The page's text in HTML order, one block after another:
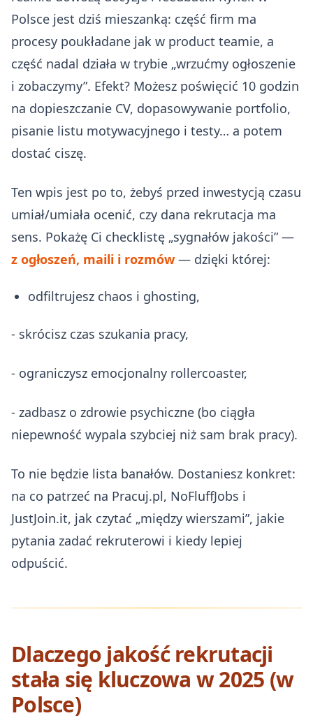
Polsce jest dziś mieszanką: część firm ma
procesy poukładane jak w product teamie, a
część nadal działa w trybie „wrzućmy ogłoszenie
i zobaczymy”. Efekt? Możesz poświęcić 10 godzin
na dopieszczanie CV, dopasowywanie portfolio,
pisanie listu motywacyjnego i testy… a potem
dostać ciszę.
Ten wpis jest po to, żebyś przed inwestycją czasu
umiał/umiała ocenić, czy dana rekrutacja ma
sens. Pokażę Ci checklistę „sygnałów jakości” —
z ogłoszeń, maili i rozmów — dzięki której:
odfiltrujesz chaos i ghosting,
- skrócisz czas szukania pracy,
- ograniczysz emocjonalny rollercoaster,
- zadbasz o zdrowie psychiczne (bo ciągła
niepewność wypala szybciej niż sam brak pracy).
To nie będzie lista banałów. Dostaniesz konkret:
na co patrzeć na Pracuj.pl, NoFluffJobs i
JustJoin.it, jak czytać „między wierszami”, jakie
pytania zadać rekruterowi i kiedy lepiej
odpuścić.
Dlaczego jakość rekrutacji
stała się kluczowa w 2025 (w
Polsce)